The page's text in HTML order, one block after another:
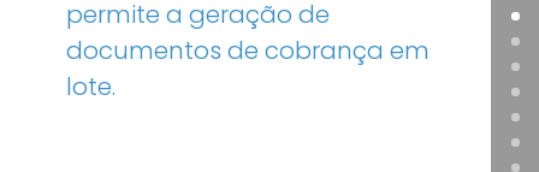
permite a geração de
documentos de cobrança em
lote.